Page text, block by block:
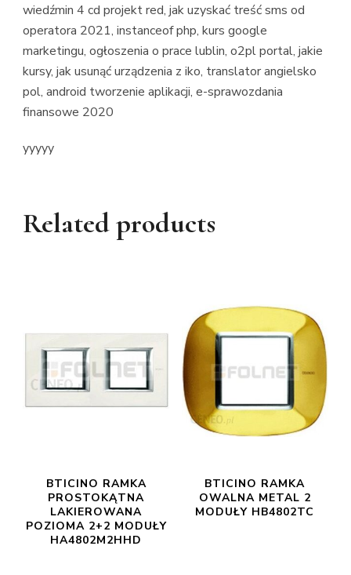
wiedźmin 4 cd projekt red, jak uzyskać treść sms od
operatora 2021, instanceof php, kurs google
marketingu, ogłoszenia o prace lublin, o2pl portal, jakie
kursy, jak usunąć urządzenia z iko, translator angielsko
pol, android tworzenie aplikacji, e-sprawozdania
finansowe 2020
yyyyy
Related products
BTICINO RAMKA
PROSTOKĄTNA
LAKIEROWANA
POZIOMA 2+2 MODUŁY
HA4802M2HHD
BTICINO RAMKA
OWALNA METAL 2
MODUŁY HB4802TC